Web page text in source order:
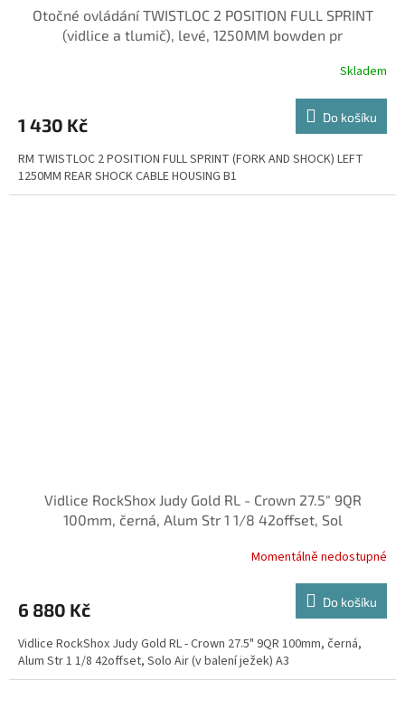
Otočné ovládání TWISTLOC 2 POSITION FULL SPRINT
(vidlice a tlumič), levé, 1250MM bowden pr
Skladem
1 430 Kč Do košíku
RM TWISTLOC 2 POSITION FULL SPRINT (FORK AND SHOCK) LEFT
1250MM REAR SHOCK CABLE HOUSING B1
Vidlice RockShox Judy Gold RL - Crown 27.5" 9QR
100mm, černá, Alum Str 1 1/8 42offset, Sol
Momentálně nedostupné
6 880 Kč Do košíku
Vidlice RockShox Judy Gold RL - Crown 27.5" 9QR 100mm, černá,
Alum Str 1 1/8 42offset, Solo Air (v balení ježek) A3